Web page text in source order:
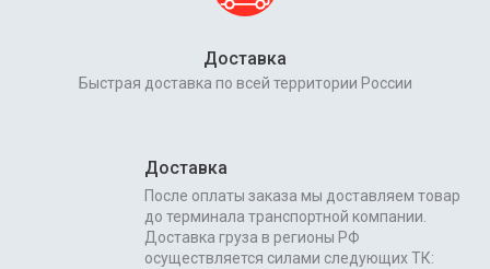
Доставка
Быстрая доставка по всей территории России
Доставка
После оплаты заказа мы доставляем товар
до терминала транспортной компании.
Доставка груза в регионы РФ
осуществляется силами следующих ТК: